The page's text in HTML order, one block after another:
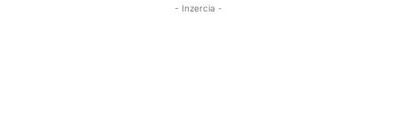
- Inzercia -